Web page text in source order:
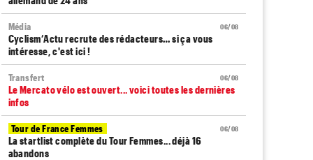
06/08
Média
Cyclism’Actu recrute des rédacteurs… si ça vous
intéresse, c'est ici !
06/08
Transfert
Le Mercato vélo est ouvert... voici toutes les dernières
infos
06/08
Tour de France Femmes
La startlist complète du Tour Femmes... déjà 16
abandons